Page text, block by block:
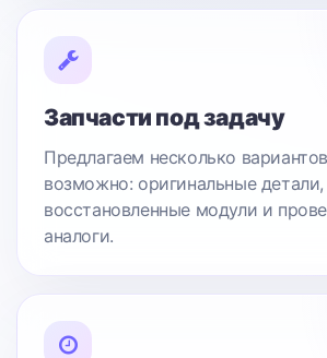
Запчасти под задачу
Предлагаем несколько
возможно: оригинальные детали,
восстановленные модули и
аналоги.